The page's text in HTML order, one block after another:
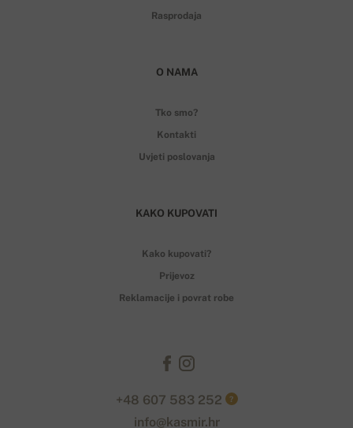
Rasprodaja
O NAMA
Tko smo?
Kontakti
Uvjeti poslovanja
KAKO KUPOVATI
Kako kupovati?
Prijevoz
Reklamacije i povrat robe
+48 607 583 252 ?
info@kasmir.hr